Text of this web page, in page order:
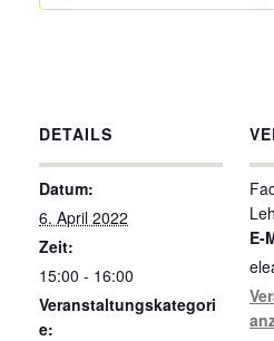
DETAILS
Datum:
6. April 2022
Zeit:
15:00 - 16:00
Veranstaltungskategori
e:
E-